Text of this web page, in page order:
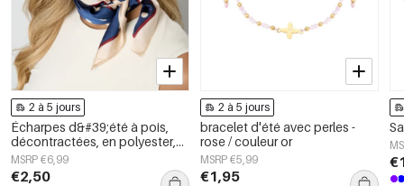
2 à 5 jours
Écharpes d&#39;été à pois,
décontractées, en polyester,
accessoires quotidiens
MSRP €6,99
€2,50
2 à 5 jours
bracelet d'été avec perles -
rose / couleur or
MSRP €5,99
€1,95